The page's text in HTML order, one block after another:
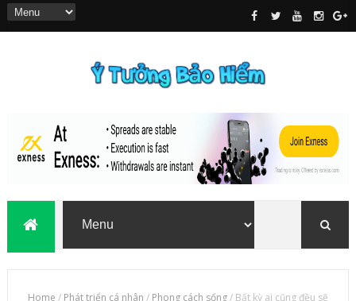
Home / Phát triển cá nhân / Phong cách sống/ Bất kỳ ai cũng đều sẽ